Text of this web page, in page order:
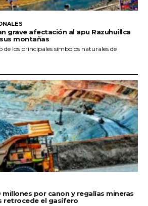
grave afectación al apu Razuhuillca
montañas
los principales símbolos naturales de
millones por canon y regalías mineras
retrocede el gasífero